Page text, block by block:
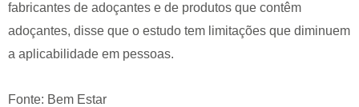
fabricantes de adoçantes e de produtos que contêm
adoçantes, disse que o estudo tem limitações que diminuem
a aplicabilidade em pessoas.
Fonte: Bem Estar